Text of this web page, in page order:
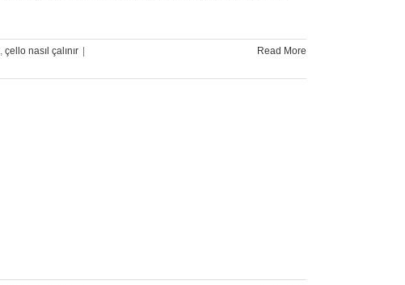
çello nasıl çalınır |
Kulak
Read More